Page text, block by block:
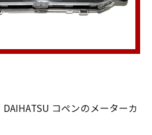
コペンのメーターカ